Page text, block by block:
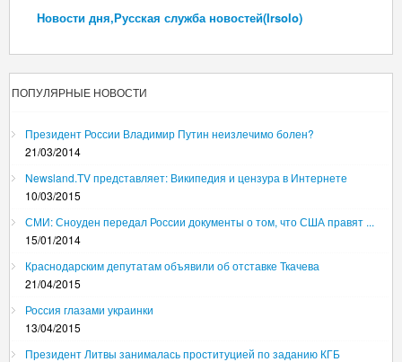
Новости дня,Русская служба новостей(Irsolo)
ПОПУЛЯРНЫЕ НОВОСТИ
Президент России Владимир Путин неизлечимо болен?
21/03/2014
Newsland.TV представляет: Википедия и цензура в Интернете
10/03/2015
СМИ: Сноуден передал России документы о том, что США правят ...
15/01/2014
Краснодарским депутатам объявили об отставке Ткачева
21/04/2015
Россия глазами украинки
13/04/2015
Президент Литвы занималась проституцией по заданию КГБ